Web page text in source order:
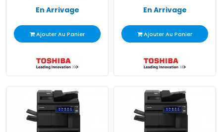
En Arrivage
Ajouter Au Panier
En Arrivage
Ajouter Au Panier